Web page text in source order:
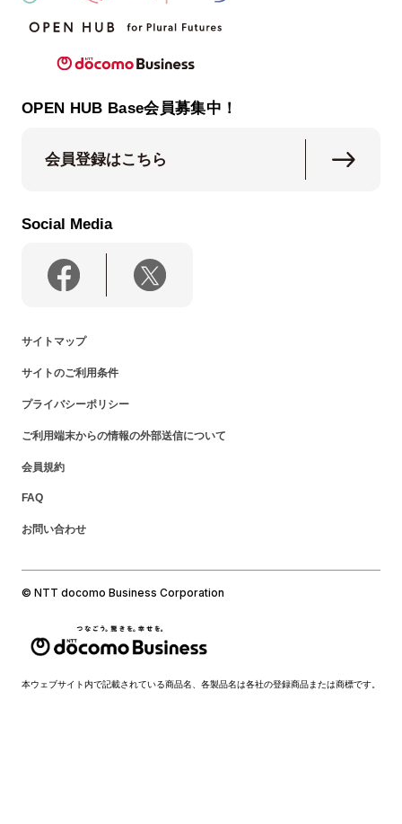
OPEN HUB Base会員募集中！
会員登録はこちら
Social Media
サイトマップ
サイトのご利用条件
プライバシーポリシー
ご利用端末からの情報の外部送信について
会員規約
FAQ
お問い合わせ
© NTT docomo Business Corporation
本ウェブサイト内で記載されている商品名、各製品名は各社の登録商品または商標です。